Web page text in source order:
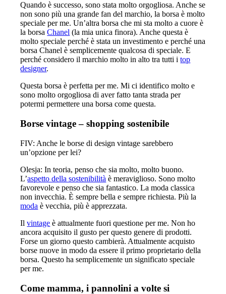
Quando è successo, sono stata molto orgogliosa. Anche se
non sono più una grande fan del marchio, la borsa è molto
speciale per me. Un’altra borsa che mi sta molto a cuore è
la borsaChanel (la mia unica finora). Anche questa è
molto speciale perché è stata un investimento e perché una
borsa Chanel è semplicemente qualcosa di speciale. E
perché considero il marchio molto in alto tra tutti itop
designer.
Questa borsa è perfetta per me. Mi ci identifico molto e
sono molto orgogliosa di aver fatto tanta strada per
potermi permettere una borsa come questa.
Borse vintage – shopping sostenibile
FIV: Anche le borse di design vintage sarebbero
un’opzione per lei?
Olesja: In teoria, penso che sia molto, molto buono.
L’aspetto della sostenibilità è meraviglioso. Sono molto
favorevole e penso che sia fantastico. La moda classica
non invecchia. È sempre bella e sempre richiesta. Più la
moda è vecchia, più è apprezzata.
Ilvintage è attualmente fuori questione per me. Non ho
ancora acquisito il gusto per questo genere di prodotti.
Forse un giorno questo cambierà. Attualmente acquisto
borse nuove in modo da essere il primo proprietario della
borsa. Questo ha semplicemente un significato speciale
per me.
Come mamma, i pannolini a volte si